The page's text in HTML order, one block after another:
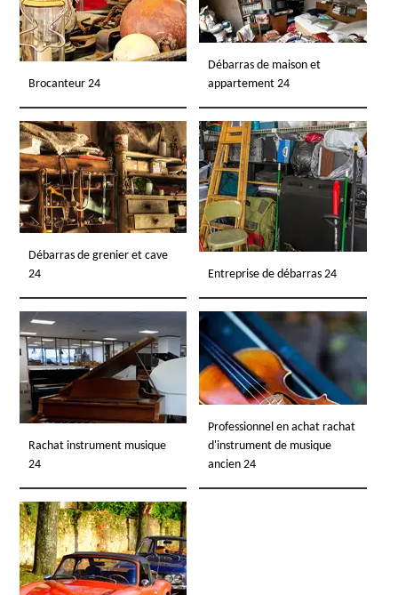
Brocanteur 24
Débarras de maison et
appartement 24
Débarras de grenier et cave
24
Entreprise de débarras 24
Rachat instrument musique
24
Professionnel en achat rachat
d'instrument de musique
ancien 24